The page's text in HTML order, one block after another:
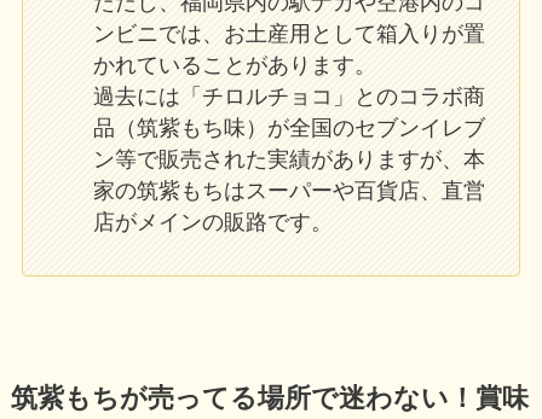
ンビニでは、お土産用として箱入りが置
かれていることがあります。
過去には「チロルチョコ」とのコラボ商
品（筑紫もち味）が全国のセブンイレブ
ン等で販売された実績がありますが、本
家の筑紫もちはスーパーや百貨店、直営
店がメインの販路です。
筑紫もちが売ってる場所で迷わない！賞味